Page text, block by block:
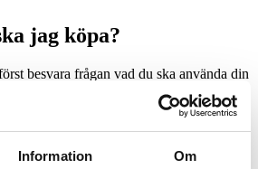
Information Om
jag köpa?
besvara frågan vad du ska använda din
ditt val. Till exempel din ålder,
du har och så vidare. Glöm inte bort